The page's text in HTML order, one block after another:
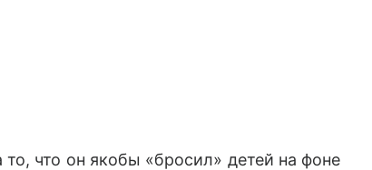
что он якобы «бросил» детей на фоне